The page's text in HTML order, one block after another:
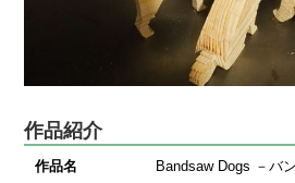
作品紹介
作品名
Bandsaw Dogs －バ